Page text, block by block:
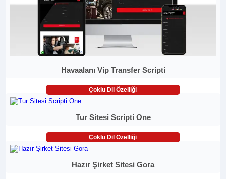
Havaalanı Vip Transfer Scripti
Çoklu Dil Özelliği
Tur Sitesi Scripti One
Çoklu Dil Özelliği
Hazır Şirket Sitesi Gora